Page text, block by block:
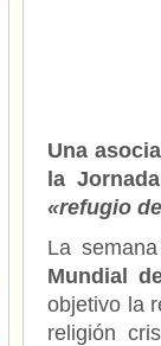
Una
la
«refugio
La
Mundial
objetivo la
religión